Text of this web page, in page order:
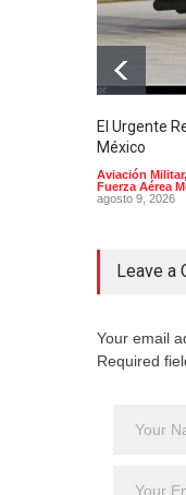
El Urgente
México
Aviación Militar,
Fuerza Aérea
agosto 9, 2026
Leave a
Your email
Required